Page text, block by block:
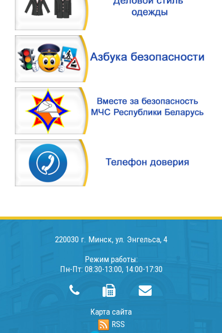
220030 г. Минск, ул. Энгельса, 4
Режим работы:
Пн-Пт: 08:30-13:00, 14:00-17:30
Карта сайта
RSS